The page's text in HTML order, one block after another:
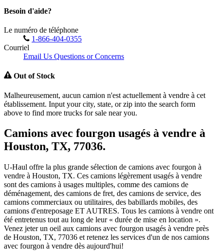
Besoin d'aide?
Le numéro de téléphone
1-866-404-0355
Courriel
Email Us Questions or Concerns
Out of Stock
Malheureusement, aucun camion n'est actuellement à vendre à cet
établissement. Input your city, state, or zip into the search form
above to find more trucks for sale near you.
Camions avec fourgon usagés à vendre à
Houston, TX, 77036.
U-Haul offre la plus grande sélection de camions avec fourgon à
vendre à Houston, TX. Ces camions légèrement usagés à vendre
sont des camions à usages multiples, comme des camions de
déménagement, des camions de fret, des camions de service, des
camions commerciaux ou utilitaires, des babillards mobiles, des
camions d'entreposage ET AUTRES. Tous les camions à vendre ont
été entretenus tout au long de leur « durée de mise en location ».
Venez jeter un oeil aux camions avec fourgon usagés à vendre près
de Houston, TX, 77036 et retenez les services d'un de nos camions
avec fourgon à vendre dès aujourd'hui!